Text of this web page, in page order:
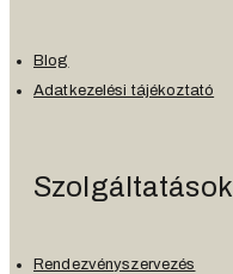
Blog
Adatkezelési tájékoztató
Szolgáltatások
Rendezvényszervezés